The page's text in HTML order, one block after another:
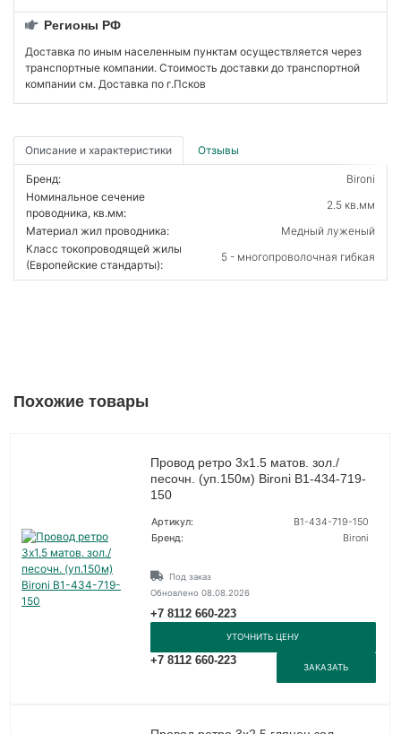
Регионы РФ
Доставка по иным населенным пунктам осуществляется через
транспортные компании. Стоимость доставки до транспортной
компании см. Доставка по г.Псков
Описание и характеристики Отзывы
Бренд:
Bironi
Номинальное сечение
проводника, кв.мм:
2.5 кв.мм
Материал жил проводника:
Медный луженый
Класс токопроводящей жилы
(Европейские стандарты):
5 - многопроволочная гибкая
Похожие товары
Провод ретро 3х1.5 матов. зол./
песочн. (уп.150м) Bironi B1-434-719-
150
Артикул:
B1-434-719-150
Бренд:
Bironi
Под заказ
Обновлено 08.08.2026
+7 8112 660-223
УТОЧНИТЬ ЦЕНУ
+7 8112 660-223
ЗАКАЗАТЬ